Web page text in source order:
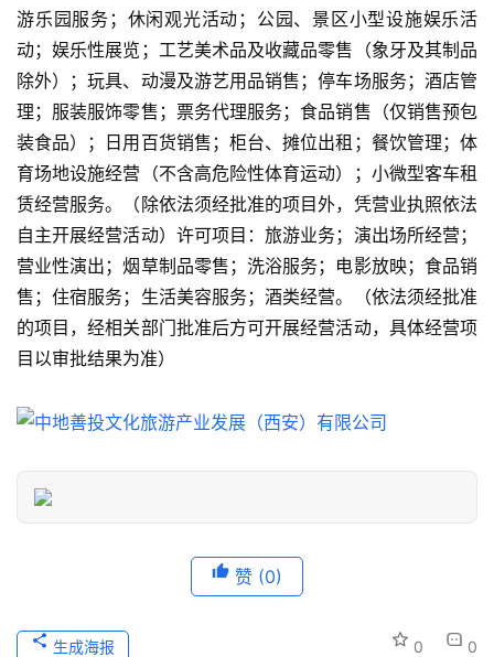
热
门
景
点
旅
游
信
息
历
史
文
游
地
登录 注册
游乐园服务；休闲观光活动；公园、景区小型设施娱乐活
动；娱乐性展览；工艺美术品及收藏品零售（象牙及其制品
除外）；玩具、动漫及游艺用品销售；停车场服务；酒店管
理；服装服饰零售；票务代理服务；食品销售（仅销售预包
装食品）；日用百货销售；柜台、摊位出租；餐饮管理；体
育场地设施经营（不含高危险性体育运动）；小微型客车租
赁经营服务。（除依法须经批准的项目外，凭营业执照依法
自主开展经营活动）许可项目：旅游业务；演出场所经营；
营业性演出；烟草制品零售；洗浴服务；电影放映；食品销
售；住宿服务；生活美容服务；酒类经营。（依法须经批准
的项目，经相关部门批准后方可开展经营活动，具体经营项
目以审批结果为准）
赞 (0)
0 0
生成海报